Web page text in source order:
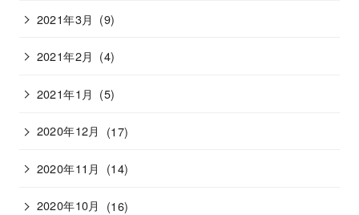
2021年3月 (9)
2021年2月 (4)
2021年1月 (5)
2020年12月 (17)
2020年11月 (14)
2020年10月 (16)